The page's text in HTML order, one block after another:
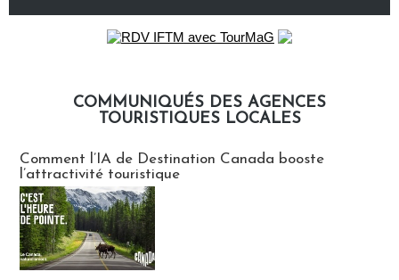
COMMUNIQUÉS DES AGENCES
TOURISTIQUES LOCALES
Comment l’IA de Destination Canada booste
l’attractivité touristique